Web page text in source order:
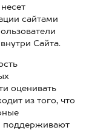
сайтами
Сайта.
оценивать
из того, что
поддерживают